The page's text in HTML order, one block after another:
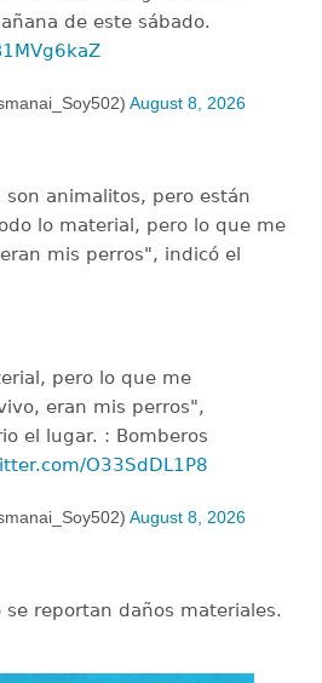
de este sábado.
August 8, 2026
animalitos, pero están
lo material, pero lo que me
mis perros", indicó el
pero lo que me
eran mis perros",
el lugar. : Bomberos
O33SdDL1P8
August 8, 2026
reportan daños materiales.